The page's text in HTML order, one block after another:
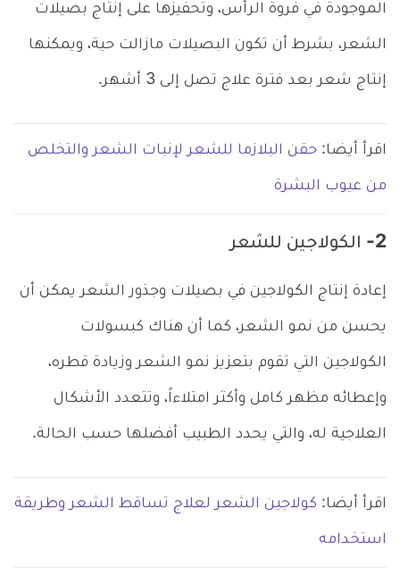
الموجودة في فروة الرأس، وتحفيزها على إنتاج بصيلات
الشعر، بشرط أن تكون البصيلات مازالت حية، ويمكنها
إنتاج شعر بعد فترة علاج تصل إلى 3 أشهر.
اقرأ أيضا: حقن البلازما للشعر لإنبات الشعر والتخلص
من عيوب البشرة
2- الكولاجين للشعر
إعادة إنتاج الكولاجين في بصيلات وجذور الشعر يمكن أن
يحسن من نمو الشعر، كما أن هناك كبسولات
الكولاجين التي تقوم بتعزيز نمو الشعر وزيادة قطره،
وإعطائه مظهر كامل وأكثر امتلاءاً، وتتعدد الأشكال
العلاجية له، والتي يحدد الطبيب أفضلها حسب الحالة.
اقرأ أيضا: كولاجين الشعر لعلاج تساقط الشعر وطريقة
استخدامه